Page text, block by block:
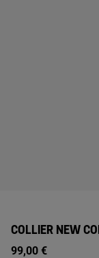
COLLIER NEW
99,00 €